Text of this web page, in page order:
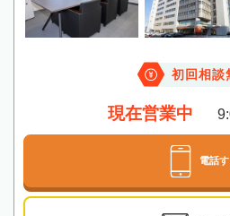
初回相談
現在営業中
電話